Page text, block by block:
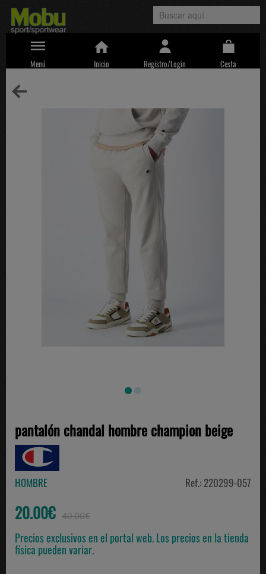
Menú Inicio Registro/Login Cesta
pantalón chandal hombre champion beige
HOMBRE Ref.: 220299-057
20.00€ 40.00€
Precios exclusivos en el portal web. Los precios en la tienda
física pueden variar.